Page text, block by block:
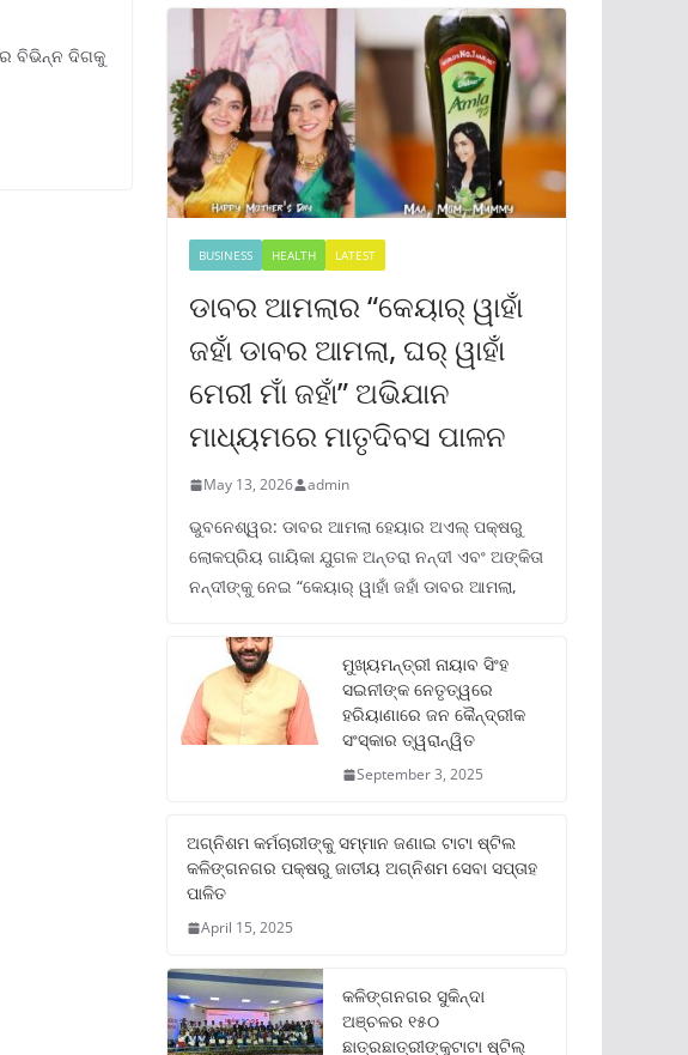
ବିଭିନ୍ନ ଦିଗକୁ
BUSINESS HEALTH LATEST
ଡାବର ଆମଲାର “କେୟାର୍ ୱାହାଁ
ଜହାଁ ଡାବର ଆମଲା, ଘର୍ ୱାହାଁ
ମେରୀ ମାଁ ଜହାଁ” ଅଭିଯାନ
ମାଧ୍ୟମରେ ମାତୃଦିବସ ପାଳନ
May 13, 2026 admin
ଭୁବନେଶ୍ୱର: ଡାବର ଆମଲା ହେୟାର ଅଏଲ୍ ପକ୍ଷରୁ
ଲୋକପ୍ରିୟ ଗାୟିକା ଯୁଗଳ ଅନ୍ତରା ନନ୍ଦୀ ଏବଂ ଅଙ୍କିତା
ନନ୍ଦୀଙ୍କୁ ନେଇ “କେୟାର୍ ୱାହାଁ ଜହାଁ ଡାବର ଆମଲା,
ମୁଖ୍ୟମନ୍ତ୍ରୀ ନାୟାବ ସିଂହ
ସଇନୀଙ୍କ ନେତୃତ୍ୱରେ
ହରିୟାଣାରେ ଜନ କୈନ୍ଦ୍ରୀକ
ସଂସ୍କାର ତ୍ୱରାନ୍ୱିତ
September 3, 2025
ଅଗ୍ନିଶମ କର୍ମଚାରୀଙ୍କୁ ସମ୍ମାନ ଜଣାଇ ଟାଟା ଷ୍ଟିଲ
କଳିଙ୍ଗନଗର ପକ୍ଷରୁ ଜାତୀୟ ଅଗ୍ନିଶମ ସେବା ସପ୍ତାହ
ପାଳିତ
April 15, 2025
କଳିଙ୍ଗନଗର ସୁକିନ୍ଦା
ଅଞ୍ଚଳର ୧୫୦
ଛାତ୍ରଛାତ୍ରୀଙ୍କୁଟାଟା ଷ୍ଟିଲ୍